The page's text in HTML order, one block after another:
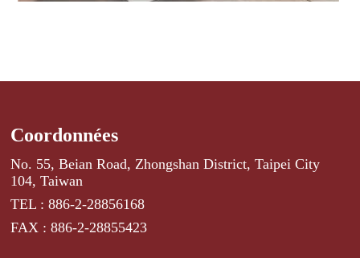
Coordonnées
No. 55, Beian Road, Zhongshan District, Taipei City
104, Taiwan
TEL : 886-2-28856168
FAX : 886-2-28855423